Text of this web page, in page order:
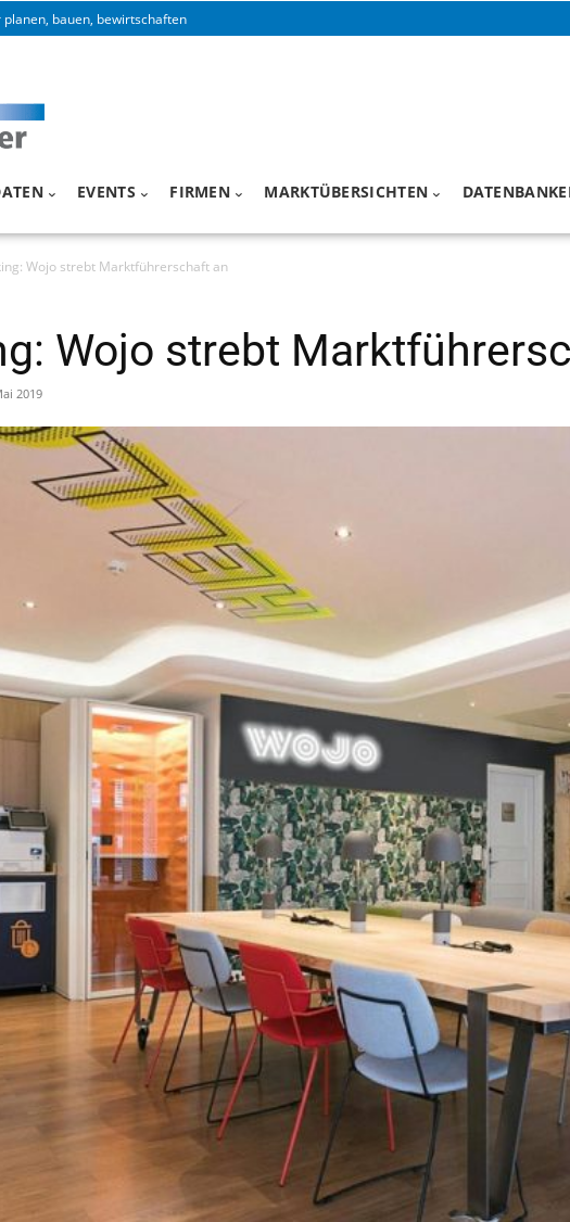
bauen, bewirtschaften
EVENTS FIRMEN MARKTÜBERSICHTEN
Wojo strebt Marktführerschaft an
Wojo strebt
2019